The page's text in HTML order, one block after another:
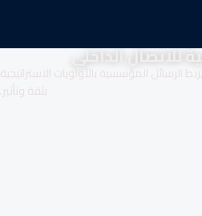
للاتصال الداخلي
الرسائل المؤسسية بالأولويات الاستراتيجية
بثقة وتأثير.